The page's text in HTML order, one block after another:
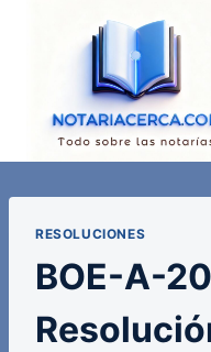
RESOLUCIONES
BOE-A-